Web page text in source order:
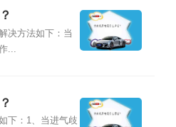
决方法如下：当
...
下：1、当进气歧